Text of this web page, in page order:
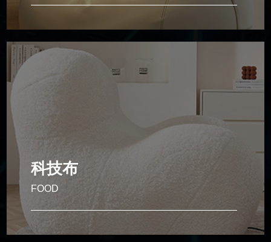
Health prevention
具备可调节功能（如电动/手动调节靠背、脚托），适合
追求舒适体验的用户。
科技布
FOOD